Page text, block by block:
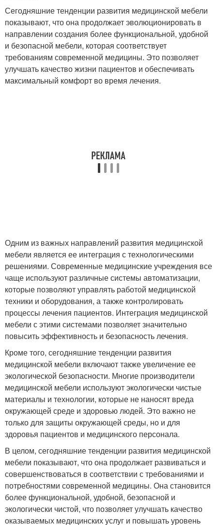
Сегодняшние тенденции развития медицинской мебели
показывают, что она продолжает эволюционировать в
направлении создания более функциональной, удобной
и безопасной мебели, которая соответствует
требованиям современной медицины. Это позволяет
улучшать качество жизни пациентов и обеспечивать
максимальный комфорт во время лечения.
Одним из важных направлений развития медицинской
мебели является ее интеграция с технологическими
решениями. Современные медицинские учреждения все
чаще используют различные системы автоматизации,
которые позволяют управлять работой медицинской
техники и оборудования, а также контролировать
процессы лечения пациентов. Интеграция медицинской
мебели с этими системами позволяет значительно
повысить эффективность и безопасность лечения.
Кроме того, сегодняшние тенденции развития
медицинской мебели включают также увеличение ее
экологической безопасности. Многие производители
медицинской мебели используют экологически чистые
материалы и технологии, которые не наносят вреда
окружающей среде и здоровью людей. Это важно не
только для защиты окружающей среды, но и для
здоровья пациентов и медицинского персонала.
В целом, сегодняшние тенденции развития медицинской
мебели показывают, что она продолжает развиваться и
совершенствоваться в соответствии с требованиями и
потребностями современной медицины. Она становится
более функциональной, удобной, безопасной и
экологически чистой, что позволяет улучшать качество
оказываемых медицинских услуг и повышать уровень